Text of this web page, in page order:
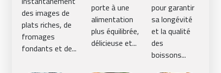
des images de
plats riches, de
fromages
fondants et de...
porte à une
alimentation
plus équilibrée,
délicieuse et...
grains ?
pour garantir
sa longévité
et la qualité
des
boissons...